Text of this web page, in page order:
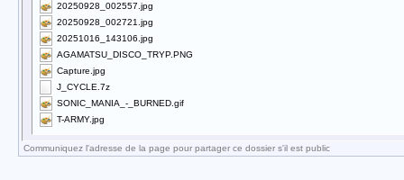
20250928_002557.jpg
20250928_002721.jpg
20251016_143106.jpg
AGAMATSU_DISCO_TRYP.PNG
Capture.jpg
J_CYCLE.7z
SONIC_MANIA_-_BURNED.gif
T-ARMY.jpg
Communiquez l'adresse de la page pour partager ce dossier s'il est public